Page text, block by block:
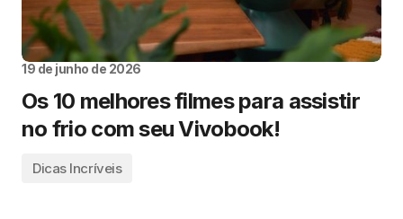
19 de junho de 2026
Os 10 melhores filmes para assistir
no frio com seu Vivobook!
Dicas Incríveis